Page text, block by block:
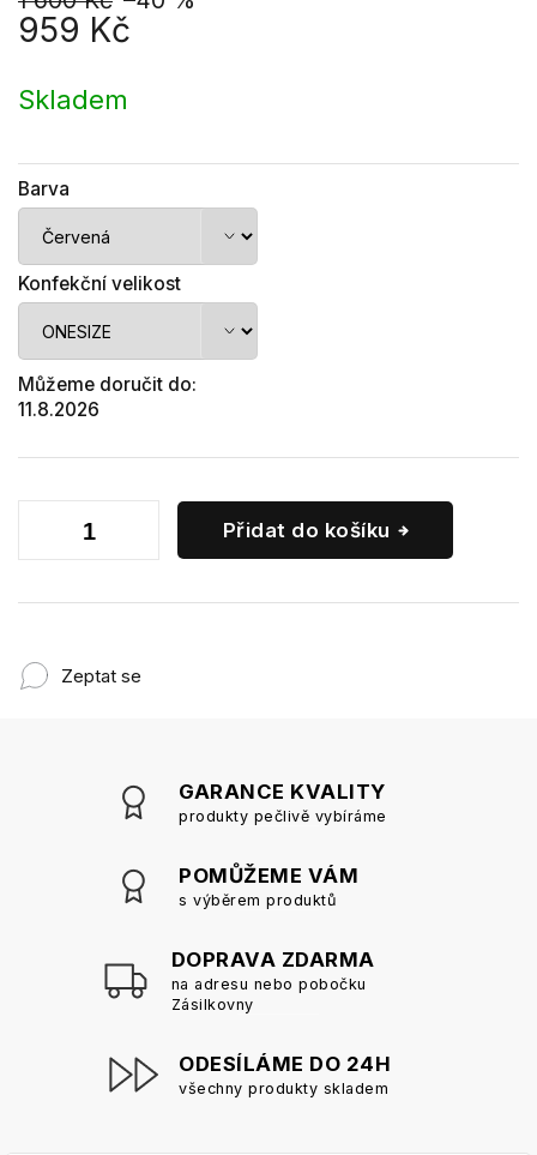
959 Kč
cena:
Skladem
Barva
Konfekční velikost
Můžeme doručit do:
11.8.2026
Přidat do košíku
Zeptat se
GARANCE KVALITY
produkty pečlivě vybíráme
POMŮŽEME VÁM
s výběrem produktů
DOPRAVA ZDARMA
na adresu nebo pobočku
Zásilkovny
ODESÍLÁME DO 24H
všechny produkty skladem